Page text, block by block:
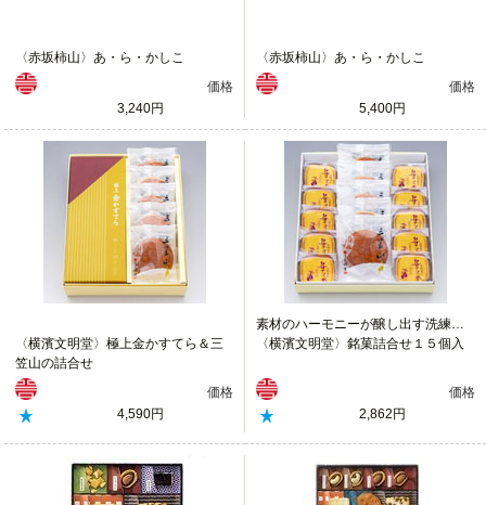
〈赤坂柿山〉あ・ら・かしこ
価格
3,240円
〈赤坂柿山〉あ・ら・かしこ
価格
5,400円
〈横濱文明堂〉極上金かすてら＆三
笠山の詰合せ
価格
4,590円
素材のハーモニーが醸し出す洗練された味わい
〈横濱文明堂〉銘菓詰合せ１５個入
価格
2,862円